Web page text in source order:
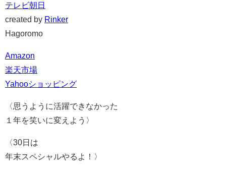
テレビ朝日
created by Rinker
Hagoromo
Amazon
楽天市場
Yahooショッピング
〈思うように活躍できなかった
１年を笑いに変えよう〉
〈30日は
年末スペシャルやるよ！〉